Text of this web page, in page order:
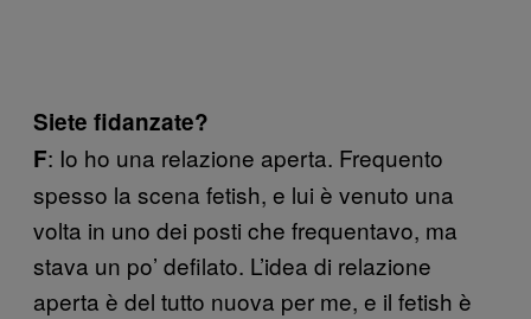
Siete fidanzate?
F: Io ho una relazione aperta. Frequento
spesso la scena fetish, e lui è venuto una
volta in uno dei posti che frequentavo, ma
stava un po’ defilato. L’idea di relazione
aperta è del tutto nuova per me, e il fetish è